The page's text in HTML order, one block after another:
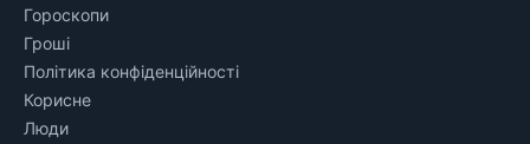
Гороскопи
Гроші
Політика конфіденційності
Корисне
Люди